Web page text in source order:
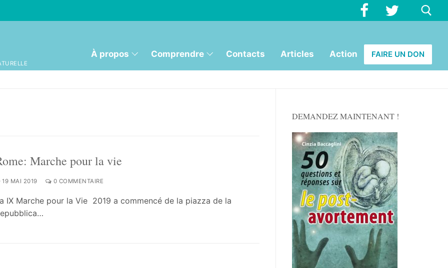
Rechercher :
À propos Comprendre Contacts Articles Action FAIRE UN DON
Marche pour la vie
19 MAI 2019 0 COMMENTAIRE
IX Marche pour la Vie 2019 a commencé de la piazza de la
DEMANDEZ MAINTENANT !